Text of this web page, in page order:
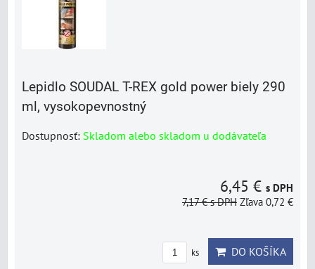
Lepidlo SOUDAL T-REX gold power biely 290
ml, vysokopevnostný
Dostupnosť: Skladom alebo skladom u dodávateľa
6,45 € s DPH
7,17 €s DPH Zľava 0,72 €
ks DO KOŠÍKA